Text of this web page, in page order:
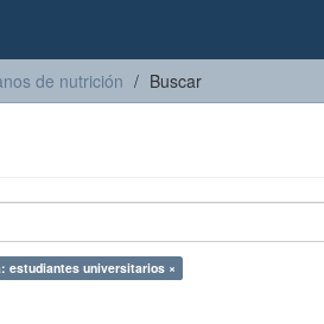
de nutrición Buscar
estudiantes universitarios ×